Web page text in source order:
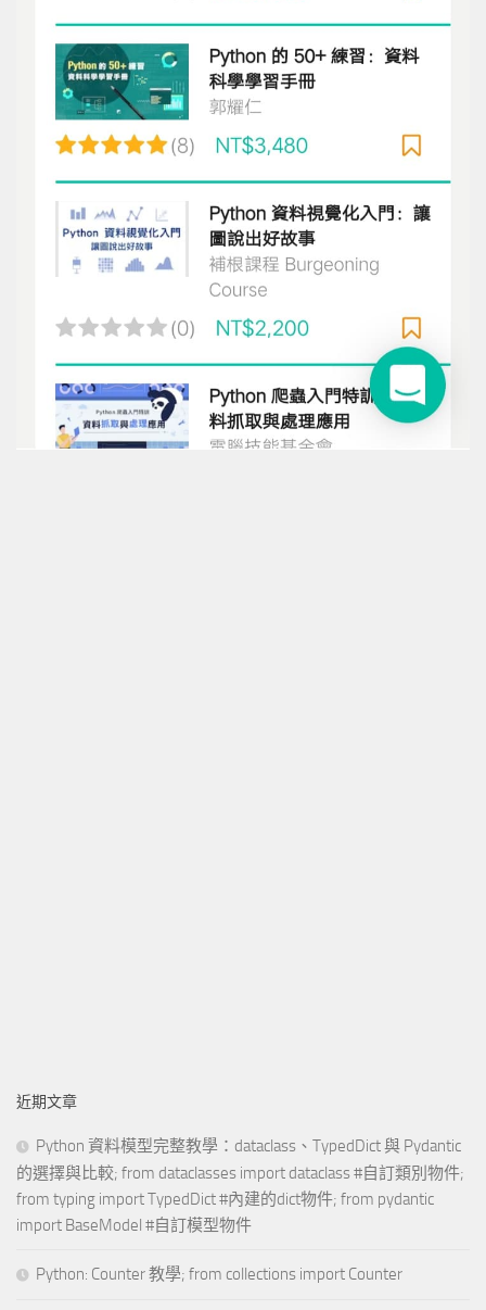
近期文章
Python 資料模型完整教學：dataclass、TypedDict 與 Pydantic
的選擇與比較; from dataclasses import dataclass #自訂類別物件;
from typing import TypedDict #內建的dict物件; from pydantic
import BaseModel #自訂模型物件
Python: Counter 教學; from collections import Counter